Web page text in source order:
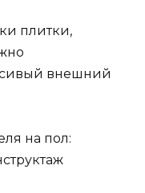
плитки,
внешний
на пол: